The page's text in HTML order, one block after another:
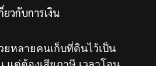
วกับการเงิน
หลายคนเก็บที่ดินไว้เป็น